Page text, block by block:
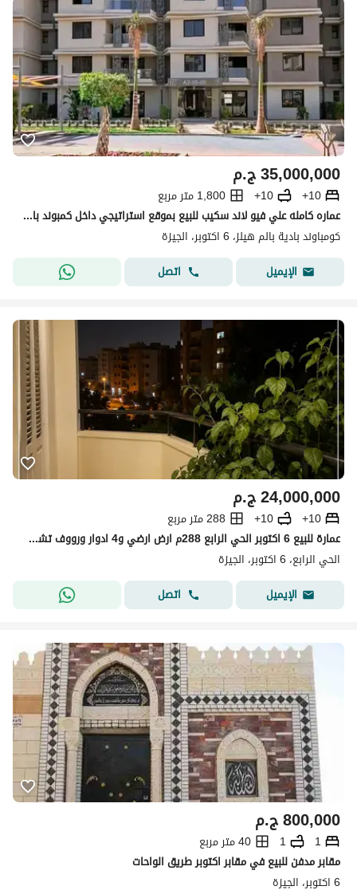
ج.م35,000,000
10+
10+
1,800 متر مربع
عماره كامله علي فيو لاند سكيب للبيع بموقع استراتيجي داخل كمبوند باديه في 6 اكتوبر
كومباوند بادية بالم هيلز، 6 اكتوبر، الجيزة
الإيميل
اتصل
ج.م24,000,000
10+
10+
288 متر مربع
عمارة للبيع 6 اكتوبر الحي الرابع 288م ارض ارضي و4 ادوار ورووف تشطيب كامل مرافق كاملة موقع مميز قرب سنتر علي الدين
الحي الرابع، 6 اكتوبر، الجيزة
الإيميل
اتصل
ج.م800,000
1
1
40 متر مربع
مقابر مدفن للبيع في مقابر اكتوبر طريق الواحات
6 اكتوبر، الجيزة